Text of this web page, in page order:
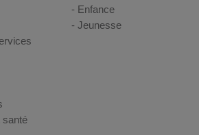
santé
Enfance
Jeunesse